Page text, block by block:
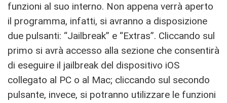
funzioni al suo interno. Non appena verrà aperto
il programma, infatti, si avranno a disposizione
due pulsanti: “Jailbreak” e “Extras”. Cliccando sul
primo si avrà accesso alla sezione che consentirà
di eseguire il jailbreak del dispositivo iOS
collegato al PC o al Mac; cliccando sul secondo
pulsante, invece, si potranno utilizzare le funzioni